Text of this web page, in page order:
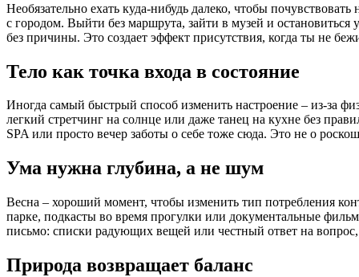
Необязательно ехать куда-нибудь далеко, чтобы
с городом. Выйти без маршрута, зайти в музей и
без причины. Это создает эффект присутствия, когда ты не
Тело как точка входа в состояние
Иногда самый быстрый способ изменить настроение – из-за
легкий стретчинг на солнце или даже танец на кухне без
SPA или просто вечер заботы о себе тоже сюда. Это не о
Ума нужна глубина, а не шум
Весна – хороший момент, чтобы изменить тип потребления
парке, подкасты во время прогулки или документальные
письмо: списки радующих вещей или честный ответ на
Природа возвращает баланс